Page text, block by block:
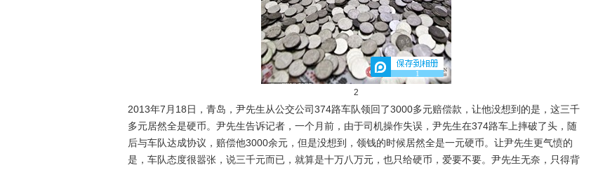
1
2
2013年7月18日，青岛，尹先生从公交公司374路车队领回了3000多元赔偿款，让他没想到的是，这三千
多元居然全是硬币。尹先生告诉记者，一个月前，由于司机操作失误，尹先生在374路车上摔破了头，随
后与车队达成协议，赔偿他3000余元，但是没想到，领钱的时候居然全是一元硬币。让尹先生更气愤的
是，车队态度很嚣张，说三千元而已，就算是十万八万元，也只给硬币，爱要不要。尹先生无奈，只得背